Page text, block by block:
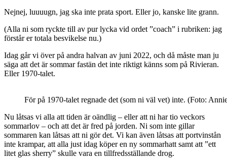
Nejnej, luuuugn, jag ska inte prata sport. Eller jo, kanske lite grann.
(Alla ni som ryckte till av pur lycka vid ordet ”coach” i rubriken: jag
förstår er totala besvikelse nu.)
Idag går vi över på andra halvan av juni 2022, och då måste man ju
säga att det är sommar fastän det inte riktigt känns som på Rivieran.
Eller 1970-talet.
För på 1970-talet regnade det (som ni väl vet) inte. (Foto:
Nu låtsas vi alla att tiden är oändlig – eller att ni har tio veckors
sommarlov – och att det är fred på jorden. Ni som inte gillar
sommaren kan låtsas att ni gör det. Vi kan även låtsas att portvinstån
inte krampar, att alla just idag köper en ny sommarhatt samt att ”ett
litet glas sherry” skulle vara en tillfredsställande drog.